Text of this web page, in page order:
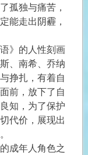
孤独与痛苦，
能走出阴霾，
》的人性刻画
、南希、乔纳
挣扎，有着自
前，放下了自
知，为了保护
代价，展现出
成年人角色之